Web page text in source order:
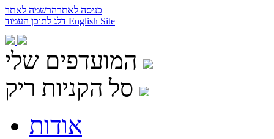
כניסה לאתרהרשמה לאתר
English Site
המועדפים שלי
סל הקניות ריק
אודות